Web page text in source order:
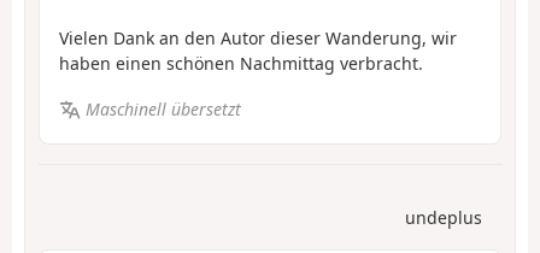
Vielen Dank an den Autor dieser Wanderung, wir
haben einen schönen Nachmittag verbracht.
Maschinell übersetzt
undeplus